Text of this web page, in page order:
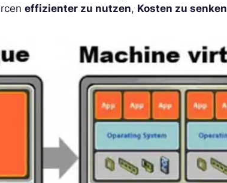
effizienter zu nutzen, Kosten zu senken